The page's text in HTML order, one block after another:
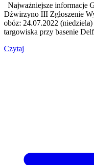
Najważniejsze informacje
Dźwirzyno III Zgłoszenie
obóz: 24.07.2022
targowiska przy basenie
Czytaj